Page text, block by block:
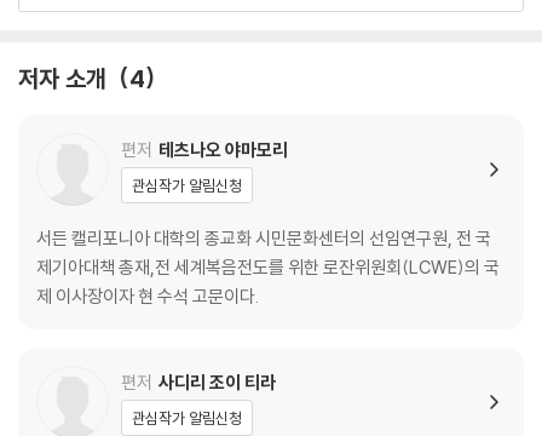
5. 구약성경의 디아스포라와 선교
7. 하나님, 이스라엘, 교회 그리고 타자들 : 디아스포라 선교의 신학적 주제
8. 여행하는 순례자 : 디아스포라와 선교
9. 디아스포라 선교와 디아스포라로 인한 선교 : 선교를 위한 상황에 영향
력 주기
10. 선교적 디아스포라에 속한 지역 교회
11. 국제 교회를 통해 지상명령의 잠재성을 불러일으키기
저자 소개 4
편저 테츠나오 야마모리
관심작가 알림신청
서든 캘리포니아 대학의 종교화 시민문화센터의 선임연구원, 전 국
제기아대책 총재,전 세계복음전도를 위한 로잔위원회(LCWE)의 국
제 이사장이자 현 수석 고문이다.
편저 사디리 조이 티라
관심작가 알림신청